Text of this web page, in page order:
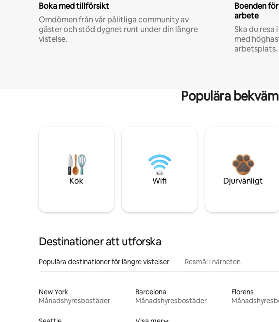
Boka med tillförsikt
Omdömen från vår pålitliga community av
gäster och stöd dygnet runt under din längre
vistelse.
Boenden
arbete
Ska du
med
arbetsplats.
Populära
Kök Wifi Djurvänligt
Destinationer att utforska
Populära destinationer för längre vistelser Resmål i närheten
New York
Månadshyresbostäder
Barcelona
Månadshyresbostäder
Florens